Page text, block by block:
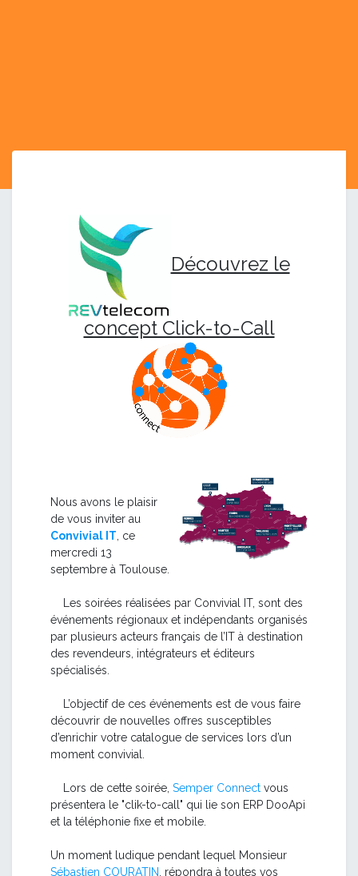
Découvrez le
concept Click-to-Call
Nous avons le plaisir
de vous inviter au
Convivial IT , ce
mercredi 13
septembre à Toulouse.
Les soirées réalisées par Convivial IT, sont des
événements régionaux et indépendants organisés
par plusieurs acteurs français de l’IT à destination
des revendeurs, intégrateurs et éditeurs
spécialisés.
L’objectif de ces événements est de vous faire
découvrir de nouvelles offres susceptibles
d’enrichir votre catalogue de services lors d’un
moment convivial.
Lors de cette soirée, Semper Connect vous
présentera le "clik-to-call" qui lie son ERP DooApi
et la téléphonie fixe et mobile.
Un moment ludique pendant lequel Monsieur
Sébastien COURATIN
, répondra à toutes vos